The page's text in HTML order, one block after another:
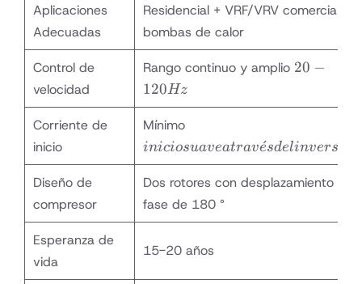
Aplicaciones
Adecuadas
Residencial + VRF/VRV comercial,
bombas de calor
Control de
velocidad
Rango continuo y amplio 20-
Hz
20 −
120Hz
Corriente de
inicio
Mínimo
suave a
través
del
inversor
iniciosuaveatrave
ˊsdelinversor
Diseño de
compresor
Dos rotores con desplazamiento de
fase de 180 °
Esperanza de
vida
15-20 años